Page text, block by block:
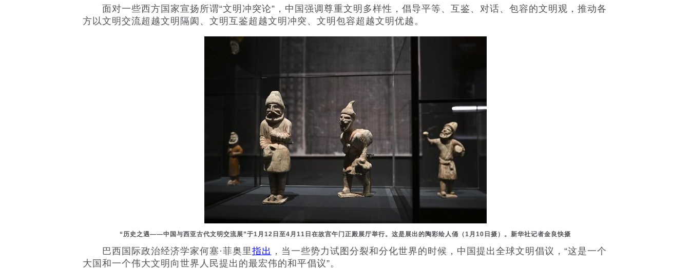
面对一些西方国家宣扬所谓“文明冲突论”，中国强调尊重文明多样性，倡导平等、互鉴、对话、包容的文明观，推动各
方以文明交流超越文明隔阂、文明互鉴超越文明冲突、文明包容超越文明优越。
“历史之遇——中国与西亚古代文明交流展”于1月12日至4月11日在故宫午门正殿展厅举行。这是展出的陶彩绘人俑（1月10日摄）。新华社记者金良快摄
巴西国际政治经济学家何塞·菲奥里指出 ，当一些势力试图分裂和分化世界的时候，中国提出全球文明倡议，“这是一个
大国和一个伟大文明向世界人民提出的最宏伟的和平倡议”。